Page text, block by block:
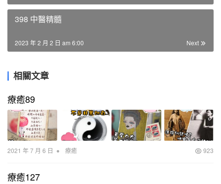
398 中醫精髓
Next
2023 年 2 月 2 日 am 6:00
相關文章
療癒89
2021 年 7 月 6 日 • 療癒 923
療癒127